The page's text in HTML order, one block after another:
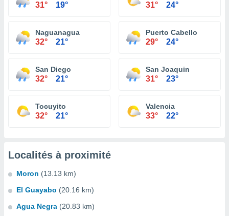
31° 19° 31° 24°
Naguanagua
32° 21°
Puerto Cabello
29° 24°
San Diego
32° 21°
San Joaquin
31° 23°
Tocuyito
32° 21°
Valencia
33° 22°
Localités à proximité
Moron (13.13 km)
El Guayabo (20.16 km)
Agua Negra (20.83 km)